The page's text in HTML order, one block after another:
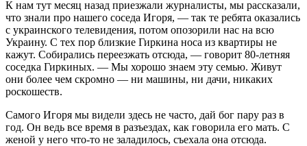
К нам тут месяц назад приезжали журналисты, мы рассказали,
что знали про нашего соседа Игоря, — так те ребята оказались
с украинского телевидения, потом опозорили нас на всю
Украину. С тех пор близкие Гиркина носа из квартиры не
кажут. Собирались переезжать отсюда, — говорит 80-летняя
соседка Гиркиных. — Мы хорошо знаем эту семью. Живут
они более чем скромно — ни машины, ни дачи, никаких
роскошеств.
Самого Игоря мы видели здесь не часто, дай бог пару раз в
год. Он ведь все время в разъездах, как говорила его мать. С
женой у него что-то не заладилось, съехала она отсюда.